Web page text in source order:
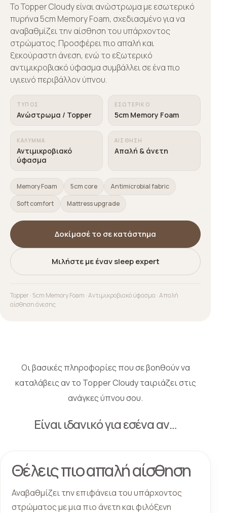
Το Topper Cloudy είναι ανώστρωμα με εσωτερικό
πυρήνα 5cm Memory Foam, σχεδιασμένο για να
αναβαθμίζει την αίσθηση του υπάρχοντος
στρώματος. Προσφέρει πιο απαλή και
ξεκούραστη άνεση, ενώ το εξωτερικό
αντιμικροβιακό ύφασμα συμβάλλει σε ένα πιο
υγιεινό περιβάλλον ύπνου.
ΤΎΠΟΣ
Ανώστρωμα / Topper
ΕΣΩΤΕΡΙΚΌ
5cm Memory Foam
ΚΆΛΥΜΜΑ
Αντιμικροβιακό
ύφασμα
ΑΊΣΘΗΣΗ
Απαλή & άνετη
Memory Foam 5cm core
Antimicrobial fabric
Soft comfort
Mattress upgrade
Δοκίμασέ το σε κατάστημα
Μιλήστε με έναν sleep expert
Topper · 5cm Memory Foam · Αντιμικροβιακό ύφασμα · Απαλή
αίσθηση άνεσης
Οι βασικές πληροφορίες που σε βοηθούν να
καταλάβεις αν το Topper Cloudy ταιριάζει στις
ανάγκες ύπνου σου.
Είναι ιδανικό για εσένα αν…
Θέλεις πιο απαλή αίσθηση
Αναβαθμίζει την επιφάνεια του υπάρχοντος
στρώματος με μια πιο άνετη και φιλόξενη